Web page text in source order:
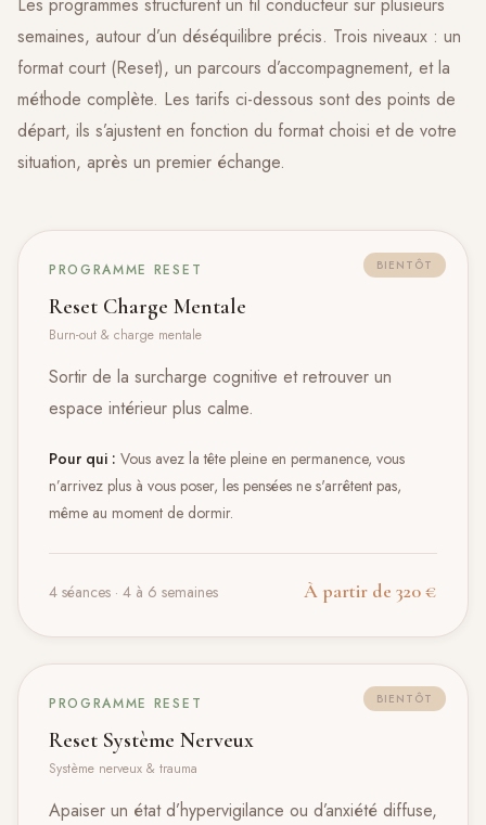
semaines, autour d’un déséquilibre précis. Trois niveaux : un
format court (Reset), un parcours d’accompagnement, et la
méthode complète. Les tarifs ci-dessous sont des points de
départ, ils s’ajustent en fonction du format choisi et de votre
situation, après un premier échange.
BIENTÔT
PROGRAMME RESET
Reset Charge Mentale
Burn-out & charge mentale
Sortir de la surcharge cognitive et retrouver un
espace intérieur plus calme.
Pour qui : Vous avez la tête pleine en permanence, vous
n’arrivez plus à vous poser, les pensées ne s'arrêtent pas,
même au moment de dormir.
4 séances · 4 à 6 semaines À partir de 320 €
BIENTÔT
PROGRAMME RESET
Reset Système Nerveux
Système nerveux & trauma
Apaiser un état d’hypervigilance ou d’anxiété diffuse,